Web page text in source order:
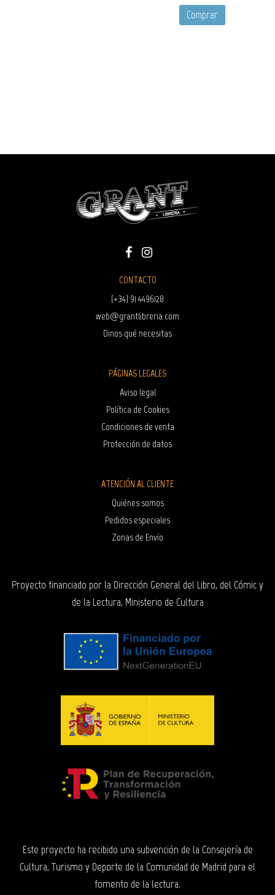
Comprar
CONTACTO
(+34) 91 4496128
web@grantlibreria.com
Dinos qué necesitas
PÁGINAS LEGALES
Aviso legal
Política de Cookies
Condiciones de venta
Protección de datos
ATENCIÓN AL CLIENTE
Quiénes somos
Pedidos especiales
Zonas de Envío
Proyecto financiado por la Dirección General del Libro, del Cómic y
de la Lectura, Ministerio de Cultura
Este proyecto ha recibido una subvención de la Consejería de
Cultura, Turismo y Deporte de la Comunidad de Madrid para el
fomento de la lectura.